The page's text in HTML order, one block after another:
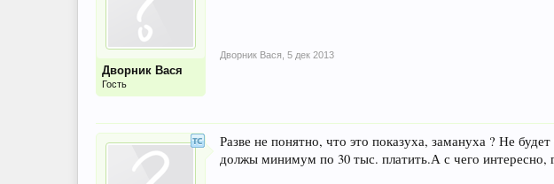
Дворник Вася
Гость
Дворник Вася 5 дек 2013
Разве не понятно, что это показуха, замануха ? Не
должы минимум по 30 тыс. платить.А с чего интересно,